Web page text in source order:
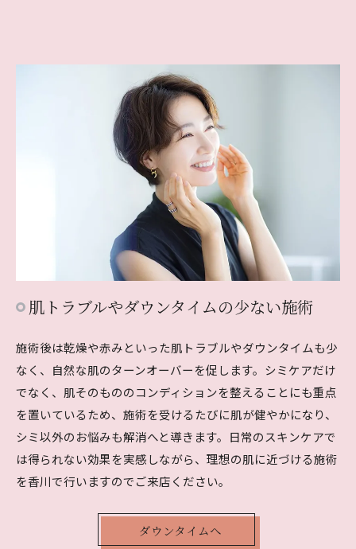
肌トラブルやダウンタイムの少ない施術
施術後は乾燥や赤みといった肌トラブルやダウンタイムも少
なく、自然な肌のターンオーバーを促します。シミケアだけ
でなく、肌そのもののコンディションを整えることにも重点
を置いているため、施術を受けるたびに肌が健やかになり、
シミ以外のお悩みも解消へと導きます。日常のスキンケアで
は得られない効果を実感しながら、理想の肌に近づける施術
を香川で行いますのでご来店ください。
ダウンタイムへ